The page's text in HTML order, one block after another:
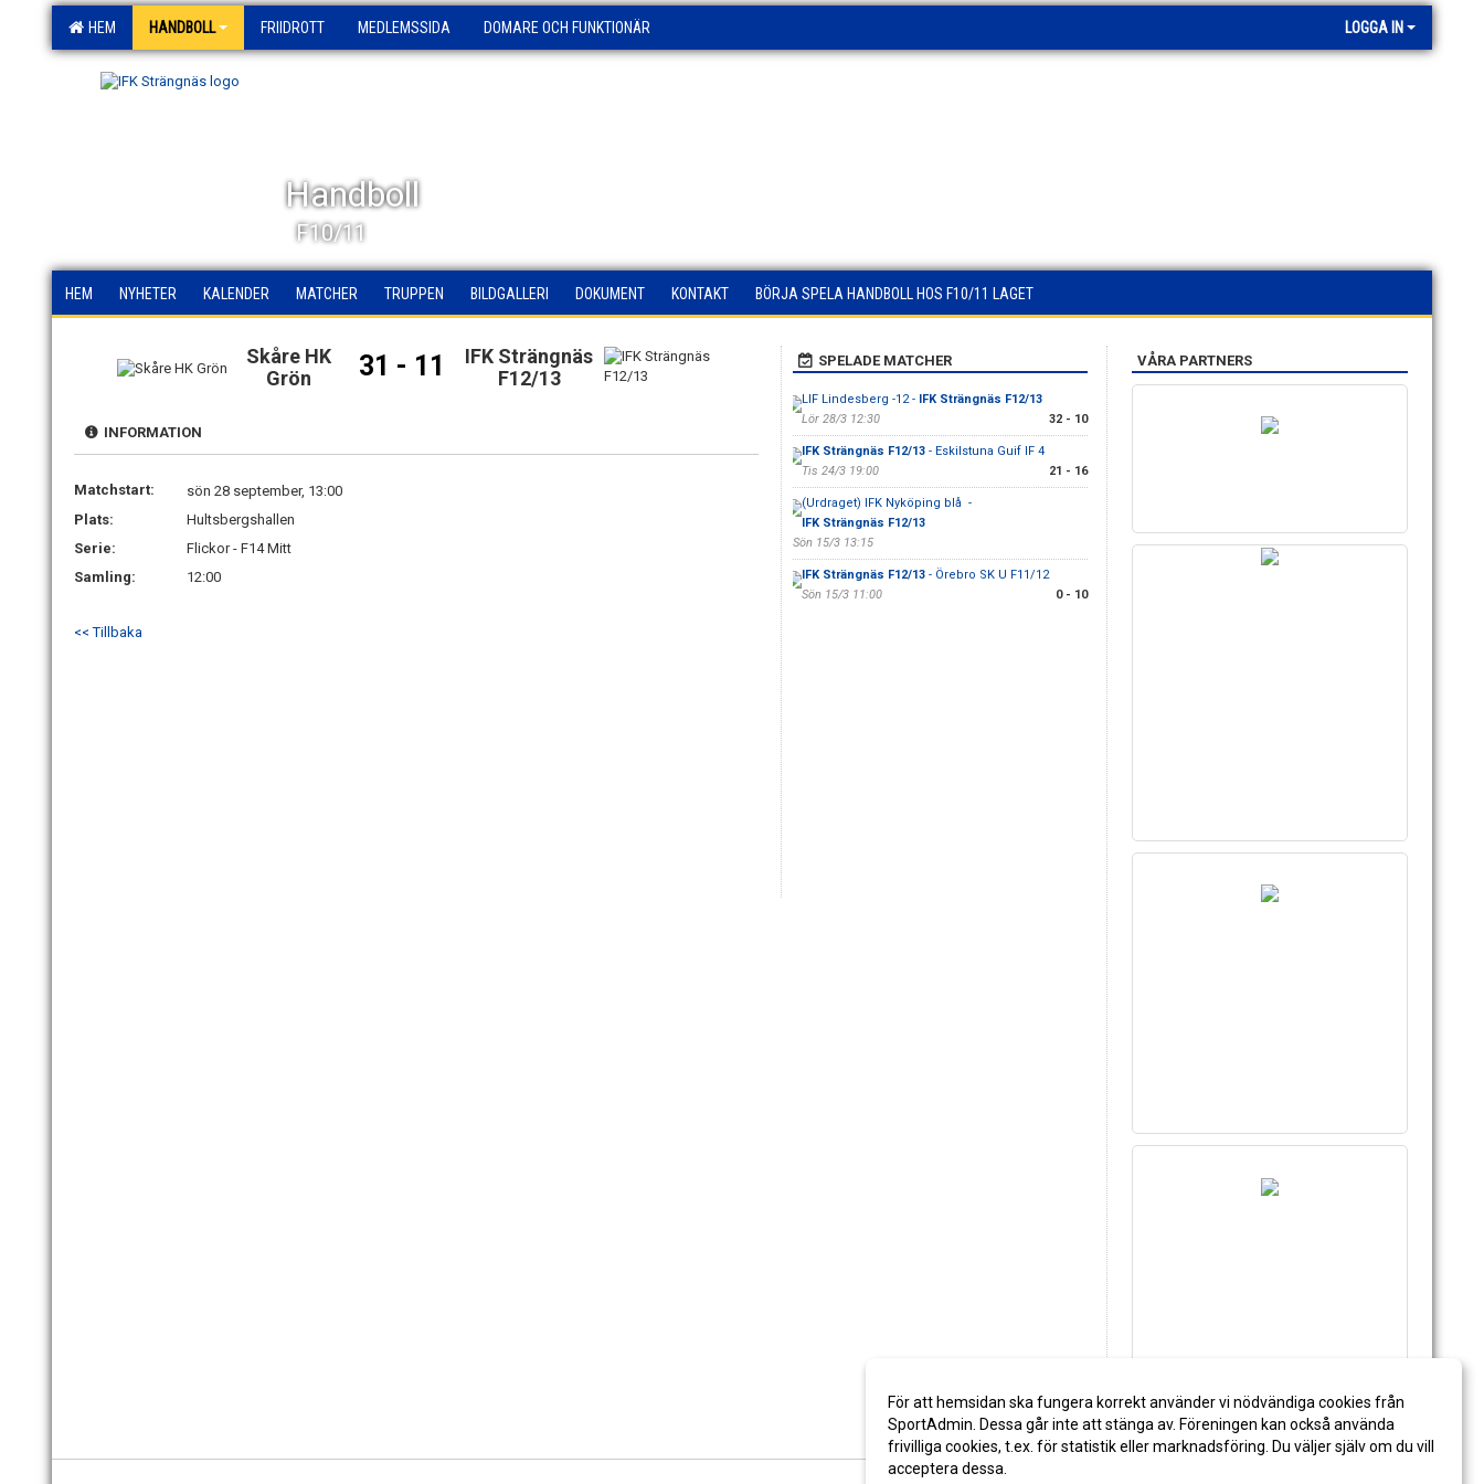
HEM HANDBOLL FRIIDROTT MEDLEMSSIDA DOMARE OCH FUNKTIONÄR LOGGA IN
Handboll
F10/11
HEM NYHETER KALENDER MATCHER TRUPPEN BILDGALLERI DOKUMENT KONTAKT BÖRJA SPELA HANDBOLL HOS F10/11 LAGET
Skåre HK
Grön
31 - 11
IFK Strängnäs
F12/13
INFORMATION
Matchstart:
sön 28 september, 13:00
Plats:
Hultsbergshallen
Serie:
Flickor - F14 Mitt
Samling:
12:00
<< Tillbaka
SPELADE MATCHER
LIF Lindesberg -12 - IFK Strängnäs F12/13
Lör 28/3 12:30
32 - 10
IFK Strängnäs F12/13- Eskilstuna Guif IF 4
Tis 24/3 19:00
21 - 16
(Urdraget) IFK Nyköping blå -
IFK Strängnäs F12/13
Sön 15/3 13:15
IFK Strängnäs F12/13- Örebro SK U F11/12
Sön 15/3 11:00
0 - 10
VÅRA PARTNERS
För att hemsidan ska fungera korrekt använder vi nödvändiga cookies från
SportAdmin. Dessa går inte att stänga av. Föreningen kan också använda
frivilliga cookies, t.ex. för statistik eller marknadsföring. Du väljer själv om du vill
acceptera dessa.